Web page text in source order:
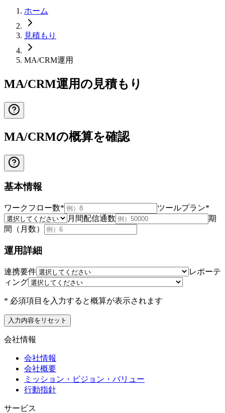
ホーム
見積もり
MA/CRM運用
MA/CRM運用の見積もり
MA/CRMの概算を確認
基本情報
ワークフロー数* ツールプラン*
月間配信通数
期
間（月数）
運用詳細
連携要件
レポーテ
ィング
* 必須項目を入力すると概算が表示されます
入力内容をリセット
会社情報
会社情報
会社概要
ミッション・ビジョン・バリュー
行動指針
サービス